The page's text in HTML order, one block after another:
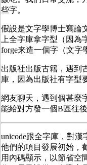
些字。
假設是文字學博士寫論
上全字庫拿字型（因為
forge来造一個字（文字
出版社出版古籍，遇到
庫，因為出版社有字型
網友聊天，遇到個甚麼
能給對方發一個B區往後
unicode跟全字庫，對漢
他們的項目發展初始，
用內碼顯示，以節省空